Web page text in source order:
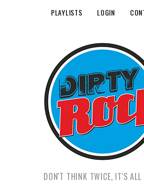
PLAYLISTS LOGIN
DON'T THINK TWICE, IT'S ALL